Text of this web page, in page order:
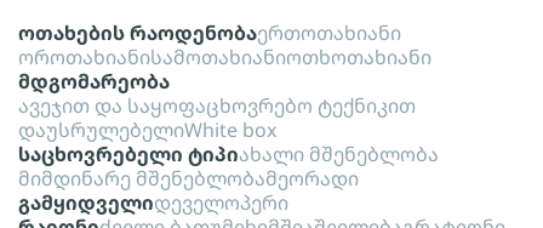
ოთახების რაოდენობაერთოთახიანი
ოროთახიანისამოთახიანიოთხოთახიანი
მდგომარეობა
ავეჯით და საყოფაცხოვრებო ტექნიკით
დაუსრულებელიWhite box
საცხოვრებელი ტიპიახალი მშენებლობა
მიმდინარე მშენებლობამეორადი
გამყიდველიდეველოპერი